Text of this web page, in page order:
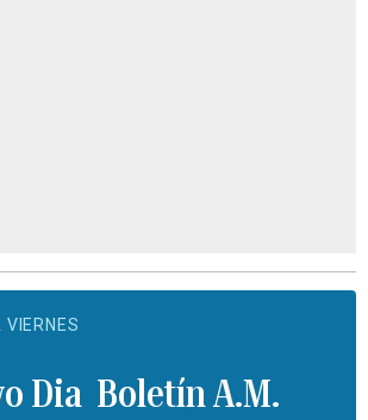
VIERNES
Boletín A.M.